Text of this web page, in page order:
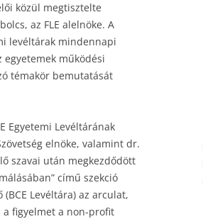
közül megtisztelte
az FLE alelnöke. A
levéltárak mindennapi
működési
témakör bemutatását
Egyetemi Levéltárának
elnöke, valamint dr.
szavai után megkezdődött
című szekció
Levéltára) az arculat,
figyelmet a non-profit